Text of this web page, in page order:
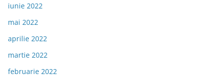
iunie 2022
mai 2022
aprilie 2022
martie 2022
februarie 2022